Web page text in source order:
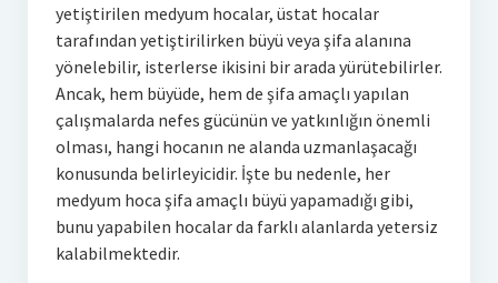
yetiştirilen medyum hocalar, üstat hocalar
tarafından yetiştirilirken büyü veya şifa alanına
yönelebilir, isterlerse ikisini bir arada yürütebilirler.
Ancak, hem büyüde, hem de şifa amaçlı yapılan
çalışmalarda nefes gücünün ve yatkınlığın önemli
olması, hangi hocanın ne alanda uzmanlaşacağı
konusunda belirleyicidir. İşte bu nedenle, her
medyum hoca şifa amaçlı büyü yapamadığı gibi,
bunu yapabilen hocalar da farklı alanlarda yetersiz
kalabilmektedir.